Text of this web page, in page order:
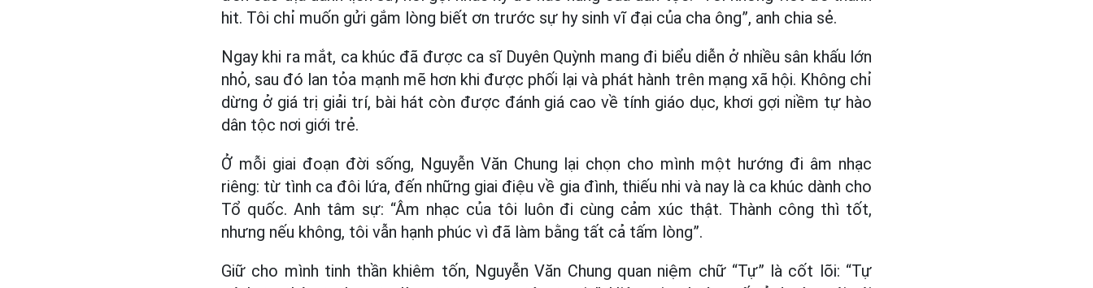
hit. Tôi chỉ muốn gửi gắm lòng biết ơn trước sự hy sinh vĩ đại của cha ông”, anh chia sẻ.
Ngay khi ra mắt, ca khúc đã được ca sĩ Duyên Quỳnh mang đi biểu diễn ở nhiều sân khấu lớn
nhỏ, sau đó lan tỏa mạnh mẽ hơn khi được phối lại và phát hành trên mạng xã hội. Không chỉ
dừng ở giá trị giải trí, bài hát còn được đánh giá cao về tính giáo dục, khơi gợi niềm tự hào
dân tộc nơi giới trẻ.
Ở mỗi giai đoạn đời sống, Nguyễn Văn Chung lại chọn cho mình một hướng đi âm nhạc
riêng: từ tình ca đôi lứa, đến những giai điệu về gia đình, thiếu nhi và nay là ca khúc dành cho
Tổ quốc. Anh tâm sự: “Âm nhạc của tôi luôn đi cùng cảm xúc thật. Thành công thì tốt,
nhưng nếu không, tôi vẫn hạnh phúc vì đã làm bằng tất cả tấm lòng”.
Giữ cho mình tinh thần khiêm tốn, Nguyễn Văn Chung quan niệm chữ “Tự” là cốt lõi: “Tự